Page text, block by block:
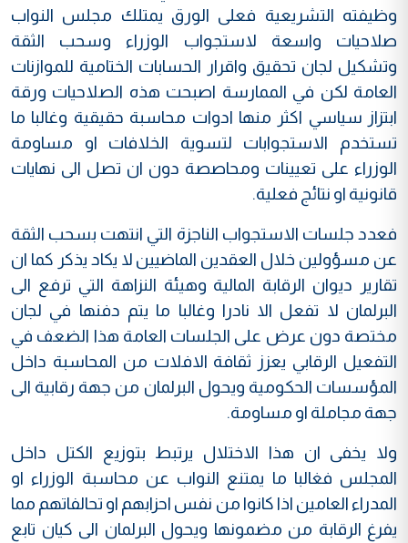
وظيفته التشريعية فعلى الورق يمتلك مجلس النواب
صلاحيات واسعة لاستجواب الوزراء وسحب الثقة
وتشكيل لجان تحقيق واقرار الحسابات الختامية للموازنات
العامة لكن في الممارسة اصبحت هذه الصلاحيات ورقة
ابتزاز سياسي اكثر منها ادوات محاسبة حقيقية وغالبا ما
تستخدم الاستجوابات لتسوية الخلافات او مساومة
الوزراء على تعيينات ومحاصصة دون ان تصل الى نهايات
قانونية او نتائج فعلية.
فعدد جلسات الاستجواب الناجزة التي انتهت بسحب الثقة
عن مسؤولين خلال العقدين الماضيين لا يكاد يذكر كما ان
تقارير ديوان الرقابة المالية وهيئة النزاهة التي ترفع الى
البرلمان لا تفعل الا نادرا وغالبا ما يتم دفنها في لجان
مختصة دون عرض على الجلسات العامة هذا الضعف في
التفعيل الرقابي يعزز ثقافة الافلات من المحاسبة داخل
المؤسسات الحكومية ويحول البرلمان من جهة رقابية الى
جهة مجاملة او مساومة.
ولا يخفى ان هذا الاختلال يرتبط بتوزيع الكتل داخل
المجلس فغالبا ما يمتنع النواب عن محاسبة الوزراء او
المدراء العامين اذا كانوا من نفس احزابهم او تحالفاتهم مما
يفرغ الرقابة من مضمونها ويحول البرلمان الى كيان تابع